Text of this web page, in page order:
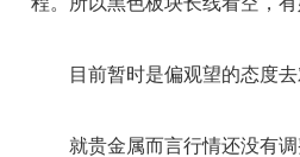
目前暂时是偏观望的态度去
就贵金属而言行情还没有调